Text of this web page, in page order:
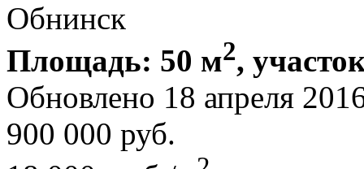
Обнинск
Площадь: 50 м2,
Обновлено 18 апреля
900 000 руб.